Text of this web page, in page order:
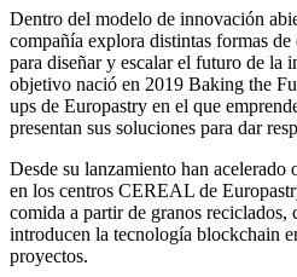
Dentro del modelo de innovación
compañía explora distintas formas
para diseñar y escalar el futuro de la
objetivo nació en 2019 Baking the
ups de Europastry en el que
presentan sus soluciones para dar
Desde su lanzamiento han acelerado
en los centros CEREAL de
comida a partir de granos reciclados,
introducen la tecnología blockchain
proyectos.